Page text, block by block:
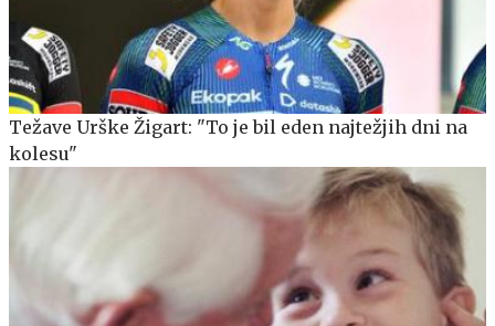
Težave Urške Žigart: "To je bil eden najtežjih dni na
kolesu"